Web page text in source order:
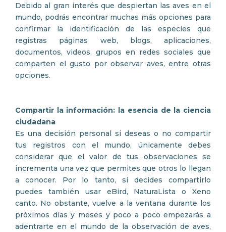
Debido al gran interés que despiertan las aves en el
mundo, podrás encontrar muchas más opciones para
confirmar la identificación de las especies que
registras páginas web, blogs, aplicaciones,
documentos, videos, grupos en redes sociales que
comparten el gusto por observar aves, entre otras
opciones.
Compartir la información: la esencia de la ciencia
ciudadana
Es una decisión personal si deseas o no compartir
tus registros con el mundo, únicamente debes
considerar que el valor de tus observaciones se
incrementa una vez que permites que otros lo llegan
a conocer. Por lo tanto, si decides compartirlo
puedes también usar eBird, NaturaLista o Xeno
canto. No obstante, vuelve a la ventana durante los
próximos días y meses y poco a poco empezarás a
adentrarte en el mundo de la observación de aves,